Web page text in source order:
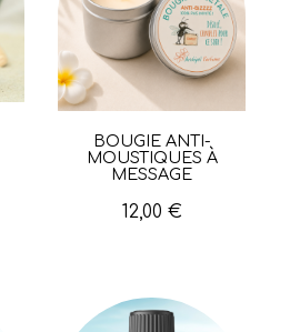
Aperçu rapide
BOUGIE ANTI-
MOUSTIQUES À
MESSAGE
12,00 €